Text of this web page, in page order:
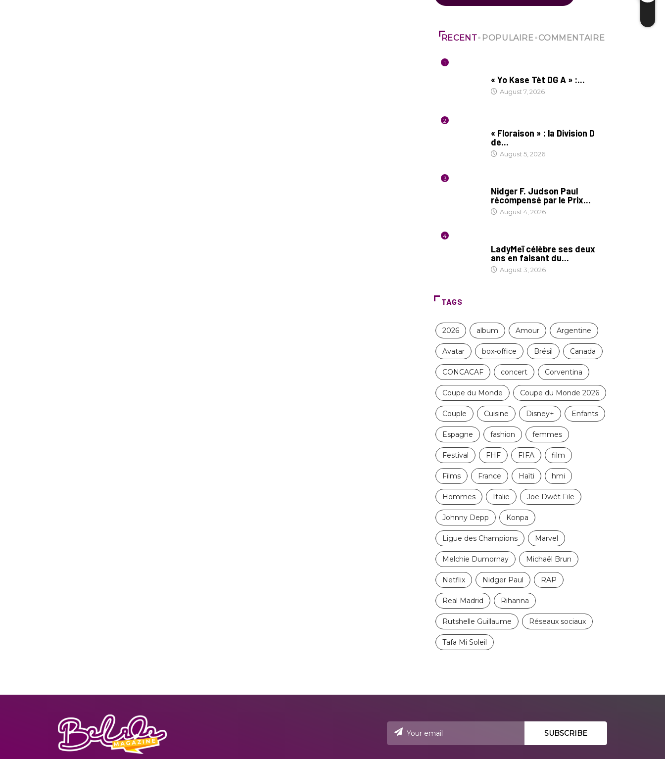
RECENT POPULAIRE COMMENTAIRE
1
« Yo Kase Tèt DG A » :...
August 7, 2026
2
« Floraison » : la Division D
de...
August 5, 2026
3
Nidger F. Judson Paul
récompensé par le Prix...
August 4, 2026
4
LadyMeï célèbre ses deux
ans en faisant du...
August 3, 2026
TAGS
2026 album Amour Argentine
Avatar box-office Brésil Canada
CONCACAF concert Corventina
Coupe du Monde Coupe du Monde 2026
Couple Cuisine Disney+ Enfants
Espagne fashion femmes
Festival FHF FIFA film
Films France Haïti hmi
Hommes Italie Joe Dwèt File
Johnny Depp Konpa
Ligue des Champions Marvel
Melchie Dumornay Michaël Brun
Netflix Nidger Paul RAP
Real Madrid Rihanna
Rutshelle Guillaume Réseaux sociaux
Tafa Mi Soleil